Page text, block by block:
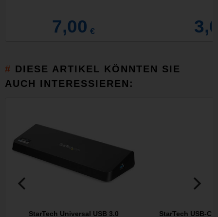
7,00 €
DIESE ARTIKEL KÖNNTEN SIE
AUCH INTERESSIEREN:
StarTech Universal USB 3.0 StarTech USB-C